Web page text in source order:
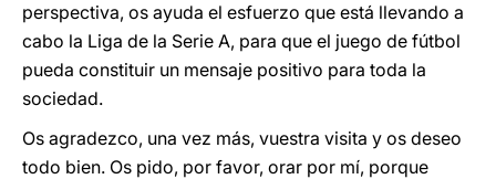
perspectiva, os ayuda el esfuerzo que está llevando a
cabo la Liga de la Serie A, para que el juego de fútbol
pueda constituir un mensaje positivo para toda la
sociedad.
Os agradezco, una vez más, vuestra visita y os deseo
todo bien. Os pido, por favor, orar por mí, porque